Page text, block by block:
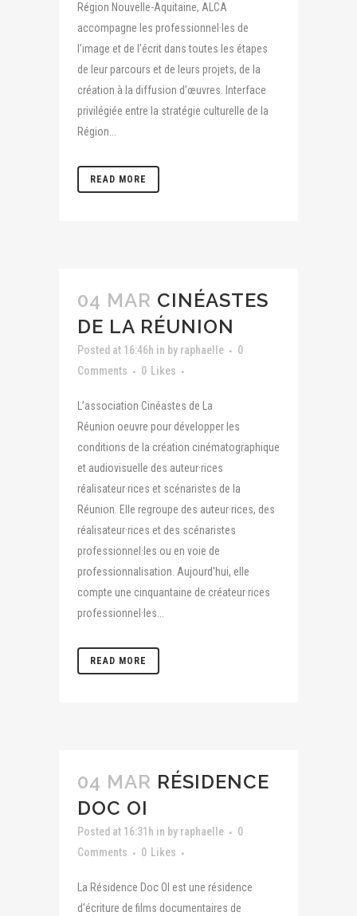
Région Nouvelle-Aquitaine, ALCA
accompagne les professionnel·les de
l’image et de l’écrit dans toutes les étapes
de leur parcours et de leurs projets, de la
création à la diffusion d’œuvres. Interface
privilégiée entre la stratégie culturelle de la
Région...
READ MORE
04 MAR CINÉASTES
DE LA RÉUNION
Posted at 16:46h in by raphaelle
0
Comments
0 Likes
L’association Cinéastes de La
Réunion oeuvre pour développer les
conditions de la création cinématographique
et audiovisuelle des auteur·rices
réalisateur·rices et scénaristes de la
Réunion. Elle regroupe des auteur·rices, des
réalisateur·rices et des scénaristes
professionnel·les ou en voie de
professionnalisation. Aujourd'hui, elle
compte une cinquantaine de créateur·rices
professionnel·les...
READ MORE
04 MAR RÉSIDENCE
DOC OI
Posted at 16:31h in by raphaelle
0
Comments
0 Likes
La Résidence Doc OI est une résidence
d'écriture de films documentaires de